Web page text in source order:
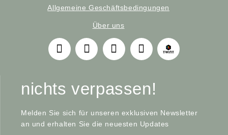
Allgemeine Geschäftsbedingungen
Über uns
nichts verpassen!
Melden Sie sich für unseren exklusiven Newsletter
an und erhalten Sie die neuesten Updates